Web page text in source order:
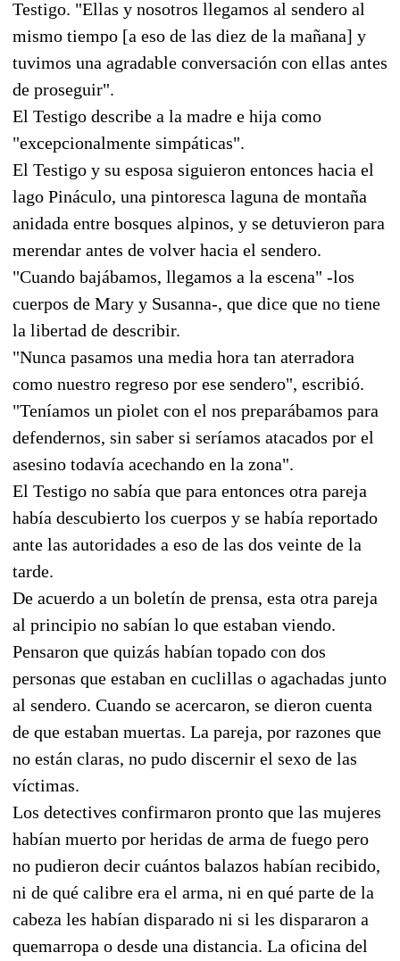
Testigo. "Ellas y nosotros llegamos al sendero al
mismo tiempo [a eso de las diez de la mañana] y
tuvimos una agradable conversación con ellas antes
de proseguir".
El Testigo describe a la madre e hija como
"excepcionalmente simpáticas".
El Testigo y su esposa siguieron entonces hacia el
lago Pináculo, una pintoresca laguna de montaña
anidada entre bosques alpinos, y se detuvieron para
merendar antes de volver hacia el sendero.
"Cuando bajábamos, llegamos a la escena" -los
cuerpos de Mary y Susanna-, que dice que no tiene
la libertad de describir.
"Nunca pasamos una media hora tan aterradora
como nuestro regreso por ese sendero", escribió.
"Teníamos un piolet con el nos preparábamos para
defendernos, sin saber si seríamos atacados por el
asesino todavía acechando en la zona".
El Testigo no sabía que para entonces otra pareja
había descubierto los cuerpos y se había reportado
ante las autoridades a eso de las dos veinte de la
tarde.
De acuerdo a un boletín de prensa, esta otra pareja
al principio no sabían lo que estaban viendo.
Pensaron que quizás habían topado con dos
personas que estaban en cuclillas o agachadas junto
al sendero. Cuando se acercaron, se dieron cuenta
de que estaban muertas. La pareja, por razones que
no están claras, no pudo discernir el sexo de las
víctimas.
Los detectives confirmaron pronto que las mujeres
habían muerto por heridas de arma de fuego pero
no pudieron decir cuántos balazos habían recibido,
ni de qué calibre era el arma, ni en qué parte de la
cabeza les habían disparado ni si les dispararon a
quemarropa o desde una distancia. La oficina del